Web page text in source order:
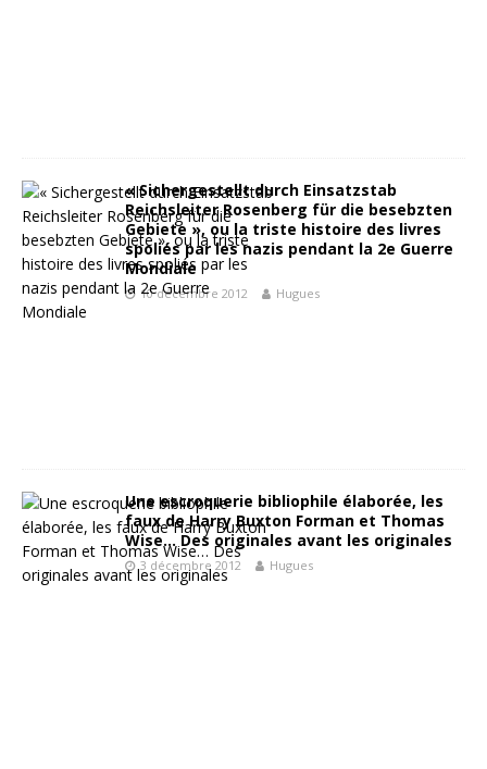
« Sichergestellt durch Einsatzstab
Reichsleiter Rosenberg für die besebzten
Gebiete », ou la triste histoire des livres
spoliés par les nazis pendant la 2e Guerre
Mondiale
10 décembre 2012 Hugues
Une escroquerie bibliophile élaborée, les
faux de Harry Buxton Forman et Thomas
Wise… Des originales avant les originales
3 décembre 2012 Hugues